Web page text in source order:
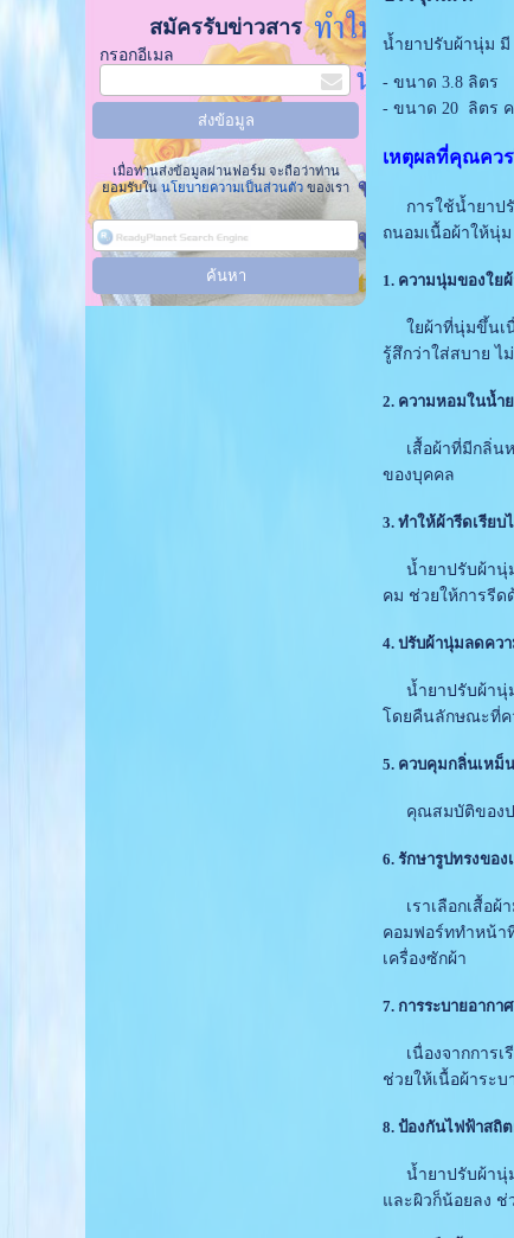
สมัครรับข่าวสาร
กรอกอีเมล
เมื่อท่านส่งข้อมูลผ่านฟอร์ม จะถือว่าท่าน
ยอมรับในนโยบายความเป็นส่วนตัวของเรา
น้ำยาปรับผ้านุ่ม มี
- ขนาด 3.8 ลิตร
- ขนาด 20 ลิตร
เหตุผลที่คุณคว
การใช้น้ำยาปรั
ถนอมเนื้อผ้าให้นุ่ม
1. ความนุ่มของใย
ใยผ้าที่นุ่มขึ้นเนื่
รู้สึกว่าใส่สบาย ไ
2. ความหอมในน้ำ
เสื้อผ้าที่มีกลิ่นห
ของบุคคล
3. ทำให้ผ้ารีดเรียบ
น้ำยาปรับผ้านุ่ม
คม ช่วยให้การรีด
4. ปรับผ้านุ่มลดคว
น้ำยาปรับผ้านุ่ม
โดยคืนลักษณะที่ค
5. ควบคุมกลิ่นเหม็น
คุณสมบัติของปรั
6. รักษารูปทรงของ
เราเลือกเสื้อผ้
คอมฟอร์ททำหน้า
เครื่องซักผ้า
7. การระบายอากาศ
เนื่องจากการเรี
ช่วยให้เนื้อผ้าระ
8. ป้องกันไฟฟ้าสถิ
น้ำยาปรับผ้านุ่ม
และผิวก็น้อยลง ช่